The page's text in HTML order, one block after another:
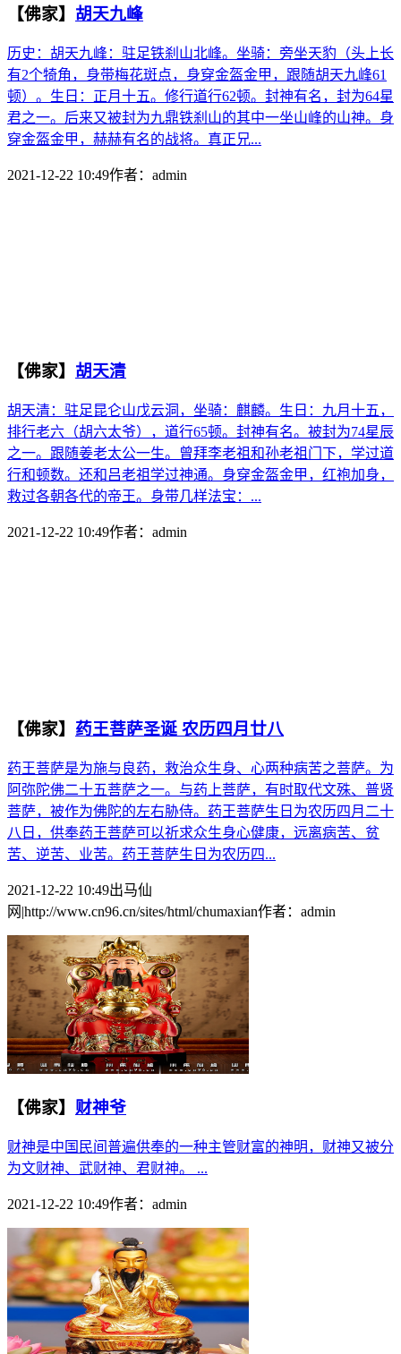
【佛家】 胡天九峰
历史：胡天九峰：驻足铁刹山北峰。坐骑：旁坐天豹（头上长
有2个犄角，身带梅花斑点，身穿金盔金甲，跟随胡天九峰61
顿）。生日：正月十五。修行道行62顿。封神有名，封为64星
君之一。后来又被封为九鼎铁刹山的其中一坐山峰的山神。身
穿金盔金甲，赫赫有名的战将。真正兄...
2021-12-22 10:49作者： admin
【佛家】 胡天清
胡天清：驻足昆仑山戊云洞，坐骑：麒麟。生日：九月十五，
排行老六（胡六太爷），道行65顿。封神有名。被封为74星辰
之一。跟随姜老太公一生。曾拜李老祖和孙老祖门下，学过道
行和顿数。还和吕老祖学过神通。身穿金盔金甲，红袍加身，
救过各朝各代的帝王。身带几样法宝：...
2021-12-22 10:49作者： admin
【佛家】 药王菩萨圣诞 农历四月廿八
药王菩萨是为施与良药，救治众生身、心两种病苦之菩萨。为
阿弥陀佛二十五菩萨之一。与药上菩萨，有时取代文殊、普贤
菩萨，被作为佛陀的左右胁侍。药王菩萨生日为农历四月二十
八日，供奉药王菩萨可以祈求众生身心健康，远离病苦、贫
苦、逆苦、业苦。药王菩萨生日为农历四...
2021-12-22 10:49出马仙
网|http://www.cn96.cn/sites/html/chumaxian作者： admin
【佛家】 财神爷
财神是中国民间普遍供奉的一种主管财富的神明，财神又被分
为文财神、武财神、君财神。 ...
2021-12-22 10:49作者： admin